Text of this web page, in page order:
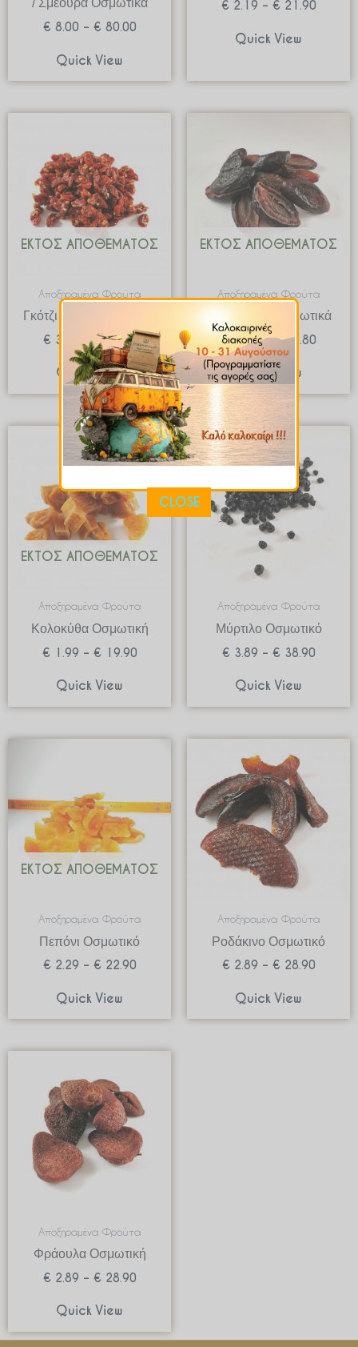
/ Σμέουρα Οσμωτικά
€ 8.00 – € 80.00
Quick View
€ 2.19 – € 21.90
Quick View
ΕΚΤΌΣ ΑΠΟΘΈΜΑΤΟΣ
Αποξηραμένα Φρούτα
Γκότζι Μπέρι Οσμωτικό
€ 3.48 – €34.80
€ 34.80
Quick View
ΕΚΤΌΣ ΑΠΟΘΈΜΑΤΟΣ
Αποξηραμένα Φρούτα
Δαμάσκηνα Οσμωτικά
€1.78 – €17.80
through
€
Quick View
ΕΚΤΌΣ ΑΠΟΘΈΜΑΤΟΣ
Αποξηραμένα Φρούτα
Κολοκύθα Οσμωτική
€ 1.99 – € 19.90
Price
range:
€ 1.99
€ 19.90
Quick View
Αποξηραμένα Φρούτα
Μύρτιλο Οσμωτικό
€ 3.89 – € 38.90
through
Quick View
ΕΚΤΌΣ ΑΠΟΘΈΜΑΤΟΣ
Αποξηραμένα Φρούτα
Πεπόνι Οσμωτικό
€ 2.29 – € 22.90
€ 22.90
Quick View
Αποξηραμένα Φρούτα
Ροδάκινο Οσμωτικό
€ 2.89 – € 28.90
€ 28.90
Quick View
Αποξηραμένα Φρούτα
Φράουλα Οσμωτική
€ 2.89 – € 28.90
through
€ 28.90
Quick View
CLOSE